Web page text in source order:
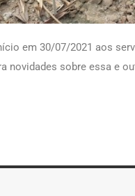
em 30/07/2021 aos
novidades sobre essa e